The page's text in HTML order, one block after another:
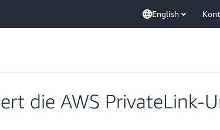
English
die AWS PrivateLink-